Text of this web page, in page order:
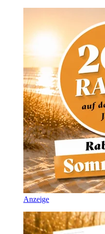
Anzeige